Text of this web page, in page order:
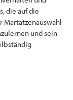
die auf die
und sein